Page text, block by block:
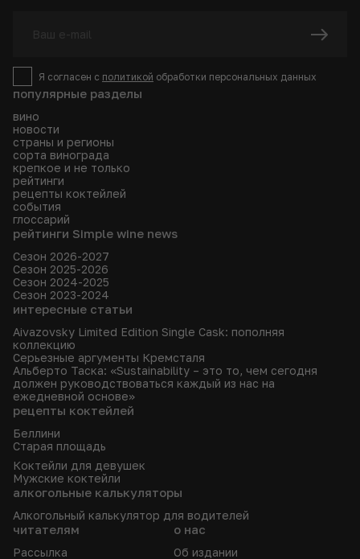
популярные разделы
вино
новости
страны и регионы
сорта винограда
крепкое и не только
рейтинги
рецепты коктейлей
события
глоссарий
рейтинги Simple wine news
Сезон 2026-2027
Сезон 2025-2026
Сезон 2024-2025
Сезон 2023-2024
интересные статьи
Aivazovsky Limited Edition Single Cask: пополняя
коллекцию
Серьезные аргументы Кремсталя
Альберто Таска: «Sustainability – это то, чем сегодня
должен руководствоваться каждый из нас на
ежедневной основе»
рецепты коктейлей
Беллини
Старая площадь
Коктейли для девушек
Мужские коктейли
алкогольные калькуляторы
Алкогольный калькулятор для водителей
читателям
Рассылка
о нас
Об издании
Я согласен с политикой обработки персональных данных